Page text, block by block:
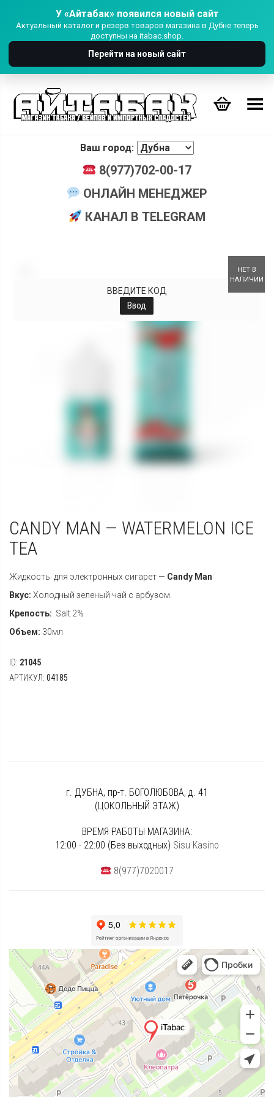
У «Айтабак» появился новый сайт
Актуальный каталог и резерв товаров магазина в Дубне теперь
доступны на itabac.shop.
Перейти на новый сайт
Переключить Меню
Ваш город:
8(977)702-00-17
ОНЛАЙН МЕНЕДЖЕР
КАНАЛ В TELEGRAM
НЕТ В
НАЛИЧИИ
ВВЕДИТЕ КОД
Ввод
CANDY MAN — WATERMELON ICE
TEA
Жидкость для электронных сигарет — Candy Man
Вкус: Холодный зеленый чай с арбузом.
Крепость: Salt 2%
Объем: 30мл
ID: 21045
АРТИКУЛ: 04185
г. ДУБНА, пр-т. БОГОЛЮБОВА, д. 41
(ЦОКОЛЬНЫЙ ЭТАЖ)
ВРЕМЯ РАБОТЫ МАГАЗИНА:
12:00 - 22:00 (Без выходных) Sisu Kasino
8(977)7020017